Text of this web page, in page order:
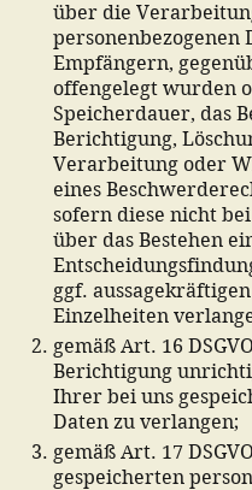
über die
personenbezogenen
Empfängern,
offengelegt wurden
Speicherdauer, das
Berichtigung,
Verarbeitung oder
eines
sofern diese nicht
über das Bestehen
ggf.
Einzelheiten
gemäß Art. 16
Berichtigung
Ihrer bei uns
Daten zu verlangen;
gemäß Art. 17
gespeicherten